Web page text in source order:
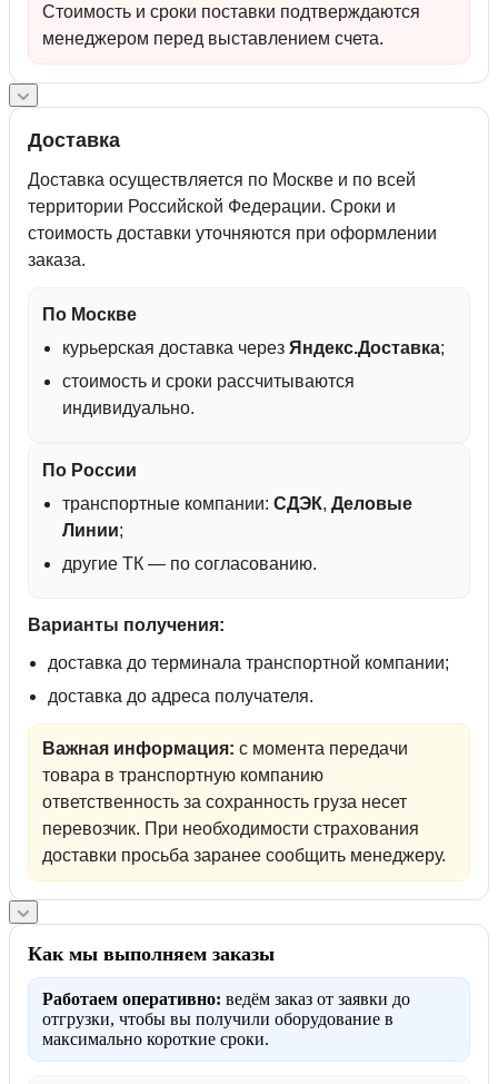
Стоимость и сроки поставки подтверждаются
менеджером перед выставлением счета.
Доставка
Доставка осуществляется по Москве и по всей
территории Российской Федерации. Сроки и
стоимость доставки уточняются при оформлении
заказа.
По Москве
курьерская доставка через Яндекс.Доставка;
стоимость и сроки рассчитываются
индивидуально.
По России
транспортные компании: СДЭК, Деловые
Линии;
другие ТК — по согласованию.
Варианты получения:
доставка до терминала транспортной компании;
доставка до адреса получателя.
Важная информация: с момента передачи
товара в транспортную компанию
ответственность за сохранность груза несет
перевозчик. При необходимости страхования
доставки просьба заранее сообщить менеджеру.
Как мы выполняем заказы
Работаем оперативно: ведём заказ от заявки до
отгрузки, чтобы вы получили оборудование в
максимально короткие сроки.